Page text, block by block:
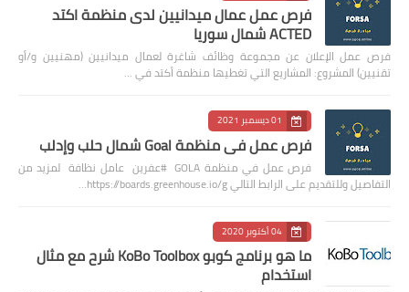
فرص عمل عمال ميدانيين لدى منظمة اكتد
ACTED شمال سوريا
فرص عمل الإعلان عن مجموعة وظائف شاغرة لعمال ميدانيين (مهنيين و/أو
تقنيين) المشروع: المشاريع التي تغطيها منظمة أكتد في …
01 ديسمبر 2021
فرص عمل في منظمة Goal شمال حلب وإدلب
فرص عمل في منظمة GOLA #عفرين عامل نظافة لمزيد من
التفاصيل وللتقديم على الرابط التالي https://boards.greenhouse.io/g…
04 أكتوبر 2020
ما هو برنامج كوبو KoBo Toolbox شرح مع مثال
استخدام